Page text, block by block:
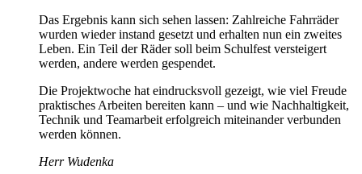
Das Ergebnis kann sich sehen lassen: Zahlreiche Fahrräder
wurden wieder instand gesetzt und erhalten nun ein zweites
Leben. Ein Teil der Räder soll beim Schulfest versteigert
werden, andere werden gespendet.
Die Projektwoche hat eindrucksvoll gezeigt, wie viel Freude
praktisches Arbeiten bereiten kann – und wie Nachhaltigkeit,
Technik und Teamarbeit erfolgreich miteinander verbunden
werden können.
Herr Wudenka